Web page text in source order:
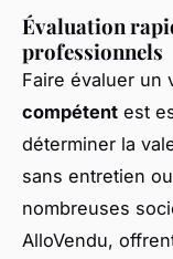
Évaluation
professionnels
Faire évaluer un
compétent est
déterminer la
sans entretien
nombreuses
AlloVendu,